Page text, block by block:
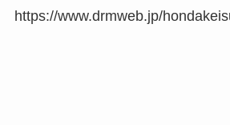
https://www.drmweb.jp/